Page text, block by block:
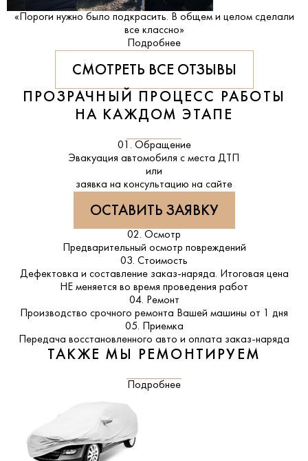
«Пороги нужно было подкрасить. В общем и целом сделали
все классно»
Подробнее
СМОТРЕТЬ ВСЕ ОТЗЫВЫ
ПРОЗРАЧНЫЙ ПРОЦЕСС РАБОТЫ
НА КАЖДОМ ЭТАПЕ
01. Обращение
Эвакуация автомобиля с места ДТП
или
заявка на консультацию на сайте
ОСТАВИТЬ ЗАЯВКУ
02. Осмотр
Предварительный осмотр повреждений
03. Стоимость
Дефектовка и составление заказ-наряда. Итоговая цена
НЕ меняется во время проведения работ
04. Ремонт
Производство срочного ремонта Вашей машины от 1 дня
05. Приемка
Передача восстановленного авто и оплата заказ-наряда
ТАКЖЕ МЫ РЕМОНТИРУЕМ
Подробнее